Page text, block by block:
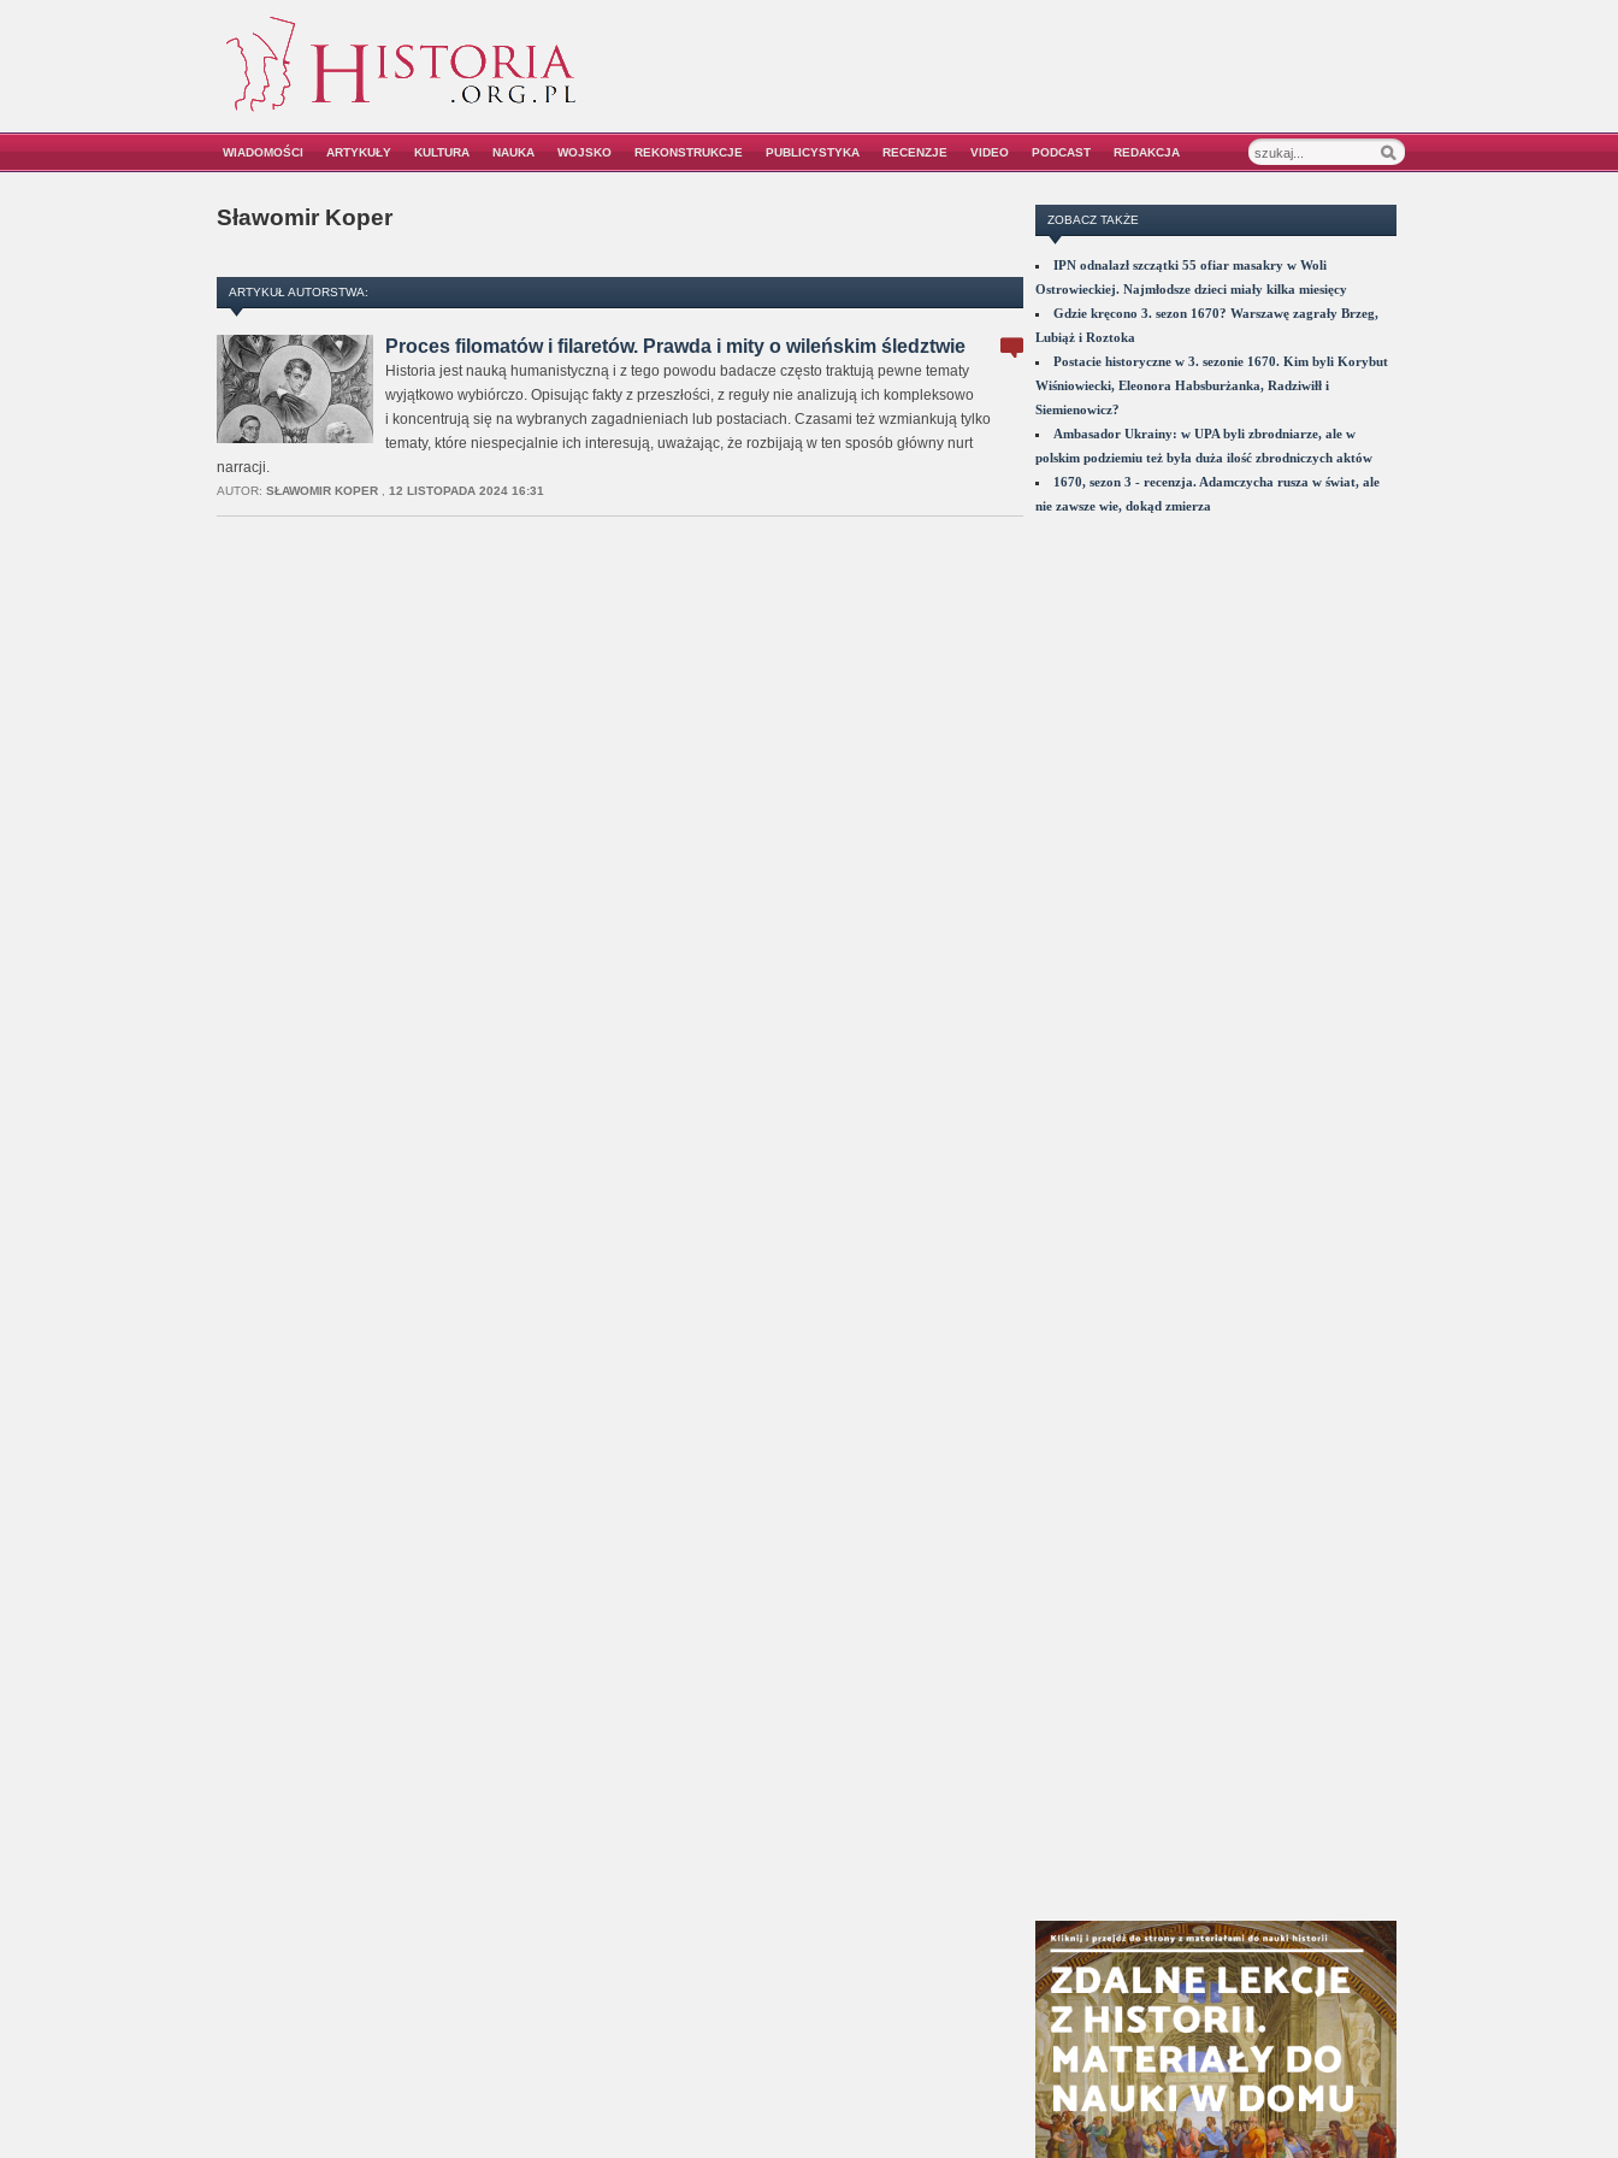
WIADOMOŚCI ARTYKUŁY KULTURA NAUKA WOJSKO REKONSTRUKCJE PUBLICYSTYKA RECENZJE VIDEO PODCAST REDAKCJA
Sławomir Koper
ARTYKUŁ AUTORSTWA:
Proces filomatów i filaretów. Prawda i mity o wileńskim śledztwie
Historia jest nauką humanistyczną i z tego powodu badacze często traktują pewne tematy
wyjątkowo wybiórczo. Opisując fakty z przeszłości, z reguły nie analizują ich kompleksowo
i koncentrują się na wybranych zagadnieniach lub postaciach. Czasami też wzmiankują tylko
tematy, które niespecjalnie ich interesują, uważając, że rozbijają w ten sposób główny nurt
narracji.
AUTOR: SŁAWOMIR KOPER, 12 LISTOPADA 2024 16:31
ZOBACZ TAKŻE
IPN odnalazł szczątki 55 ofiar masakry w Woli
Ostrowieckiej. Najmłodsze dzieci miały kilka miesięcy
Gdzie kręcono 3. sezon 1670? Warszawę zagrały Brzeg,
Lubiąż i Roztoka
Postacie historyczne w 3. sezonie 1670. Kim byli Korybut
Wiśniowiecki, Eleonora Habsburżanka, Radziwiłł i
Siemienowicz?
Ambasador Ukrainy: w UPA byli zbrodniarze, ale w
polskim podziemiu też była duża ilość zbrodniczych aktów
1670, sezon 3 - recenzja. Adamczycha rusza w świat, ale
nie zawsze wie, dokąd zmierza